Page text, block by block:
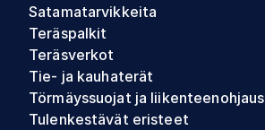
Satamatarvikkeita
Teräspalkit
Teräsverkot
Tie- ja kauhaterät
Törmäyssuojat ja liikenteenohjaus
Tulenkestävät eristeet